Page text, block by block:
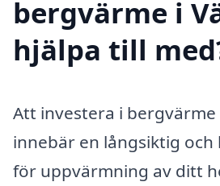
bergvärme i
hjälpa till
Att investera i bergvärme
innebär en långsiktig och
för uppvärmning av ditt